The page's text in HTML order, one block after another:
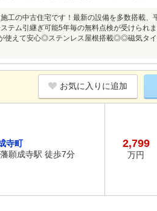
工の中古住宅です！最新の設備を多数搭載
テム引継ぎ可能5年毎の無料点検が受けら
使えて安心◎ステンレス屋根搭載◎◎磁気
お気に入りに追加
寺町
願成寺駅 徒歩7分
2,799
万円